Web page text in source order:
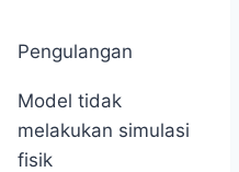
Pengulangan
Model tidak
melakukan simulasi
fisik